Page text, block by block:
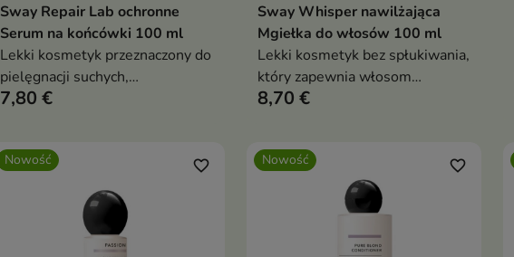
Dodaj do koszyka
Sway Repair Lab ochronne
Serum na końcówki 100 ml
Lekki kosmetyk przeznaczony do
pielęgnacji suchych,
zniszczonych i rozdwajających się
7,80 €
Dodaj do koszyka
Sway Whisper nawilżająca
Mgiełka do włosów 100 ml
Lekki kosmetyk bez spłukiwania,
który zapewnia włosom
odpowiedni poziom nawilżenia,
8,70 €
Nowość favorite_border Nowość favorite_border